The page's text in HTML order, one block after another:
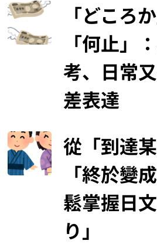
「どころ
「何止」
考、日常
差表達
從「到達
「終於變
鬆掌握日
り」